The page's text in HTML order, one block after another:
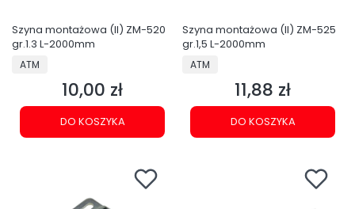
Szyna montażowa (II) ZM-520
gr.1.3 L-2000mm
PRODUCENT
ATM
Cena
10,00 zł
DO KOSZYKA
Szyna montażowa (II) ZM-525
gr.1,5 L-2000mm
PRODUCENT
ATM
Cena
11,88 zł
DO KOSZYKA